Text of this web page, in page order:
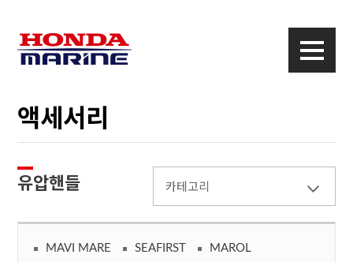
액세서리
유압핸들 카테고리
MAVI MARE SEAFIRST
MAROL